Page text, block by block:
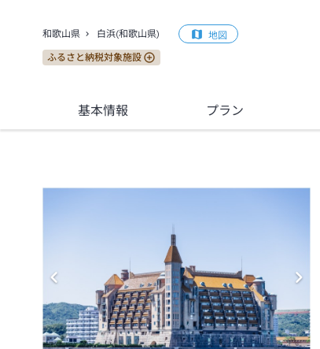
和歌山県 白浜(和歌山県) 地図
ふるさと納税対象施設
基本情報 プラン